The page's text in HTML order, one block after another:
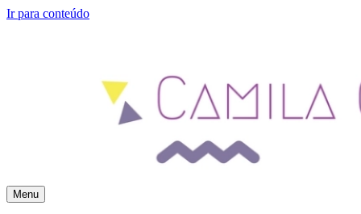
Ir para conteúdo
Camila Gomes
Blog Pessoal – Feito com Amor
Menu